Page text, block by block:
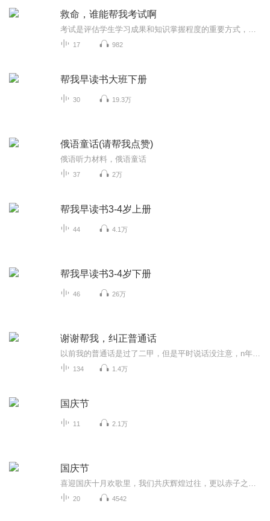
救命，谁能帮我考试啊
17 982
帮我早读书大班下册
30 19.3万
俄语童话(请帮我点赞)
俄语听力材料，俄语童话
37 2万
帮我早读书3-4岁上册
44 4.1万
帮我早读书3-4岁下册
46 26万
谢谢帮我，纠正普通话
134 1.4万
国庆节
11 2.1万
国庆节
20 4542